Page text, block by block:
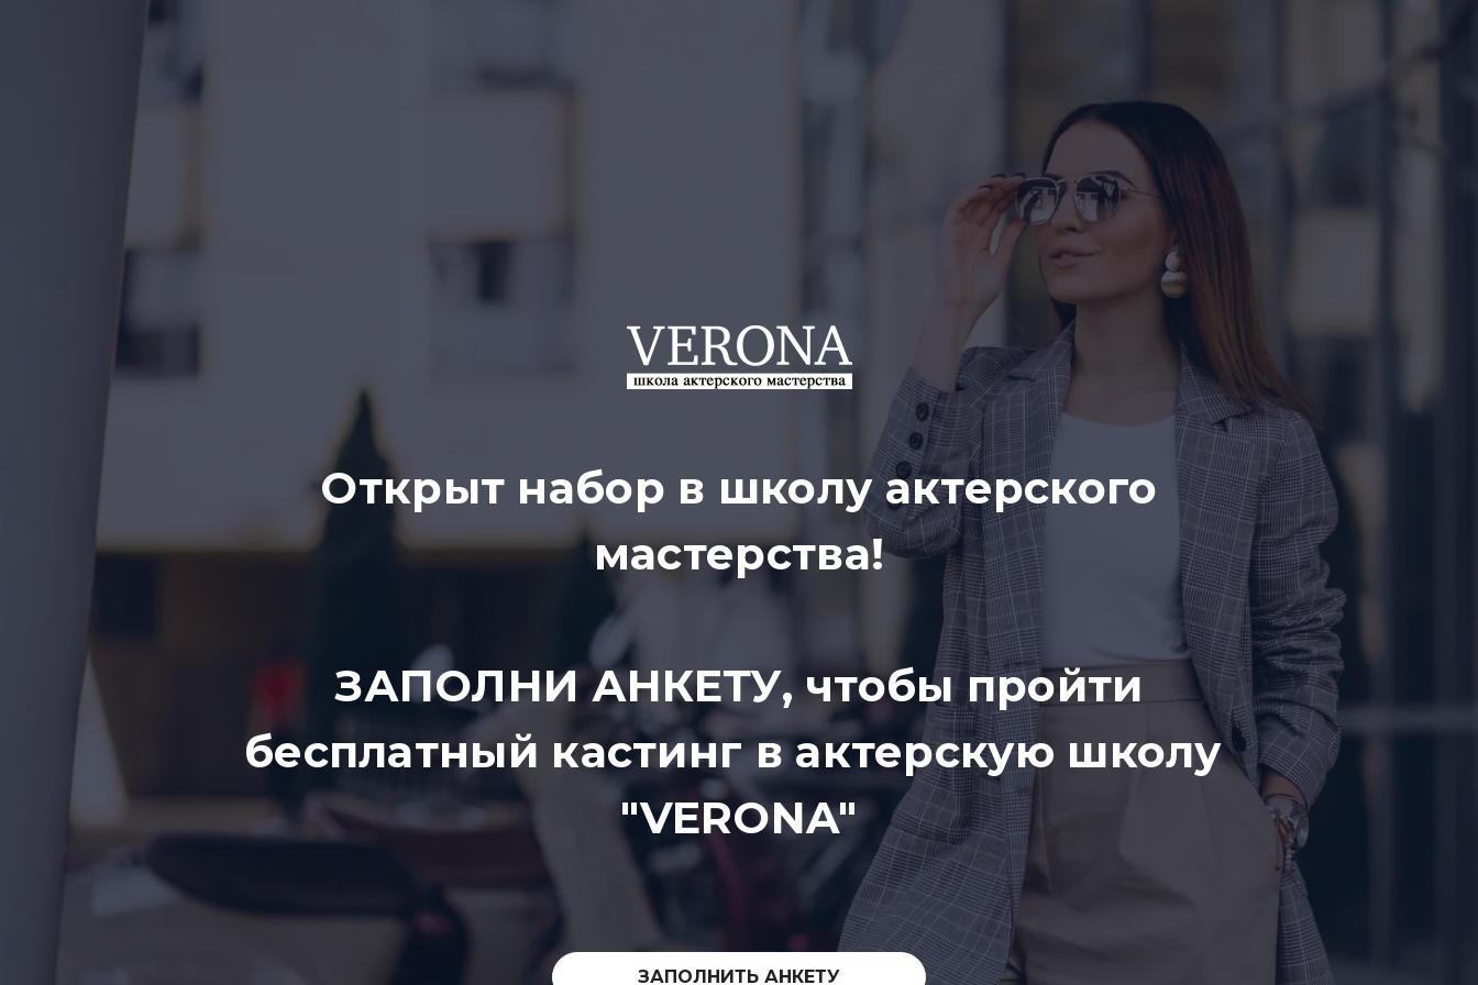
Открыт набор в школу актерского
мастерства!
ЗАПОЛНИ АНКЕТУ, чтобы пройти
бесплатный кастинг в актерскую школу
"VERONA"
ЗАПОЛНИТЬ АНКЕТУ